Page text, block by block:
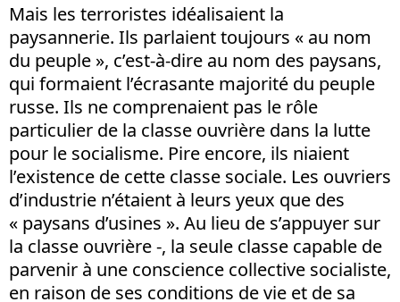
Mais les terroristes idéalisaient la
paysannerie. Ils parlaient toujours « au nom
du peuple », c’est-à-dire au nom des paysans,
qui formaient l’écrasante majorité du peuple
russe. Ils ne comprenaient pas le rôle
particulier de la classe ouvrière dans la lutte
pour le socialisme. Pire encore, ils niaient
l’existence de cette classe sociale. Les ouvriers
d’industrie n’étaient à leurs yeux que des
« paysans d’usines ». Au lieu de s’appuyer sur
la classe ouvrière -, la seule classe capable de
parvenir à une conscience collective socialiste,
en raison de ses conditions de vie et de sa